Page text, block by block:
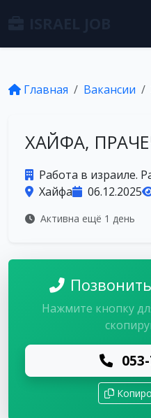
Главная Вакансии
ХАЙФА,
Работа в израиле.
Хайфа
06.12.2025
Активна ещё 1 день
Нажмите кнопку